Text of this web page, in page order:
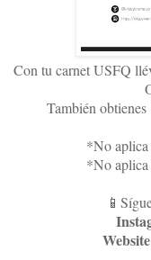
Con tu carnet USFQ
También obtienes
*No aplica
*No aplica